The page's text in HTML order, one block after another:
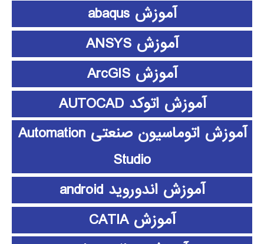
آموزش abaqus
آموزش ANSYS
آموزش ArcGIS
آموزش اتوکد AUTOCAD
آموزش اتوماسیون صنعتی Automation
Studio
آموزش اندوروید android
آموزش CATIA